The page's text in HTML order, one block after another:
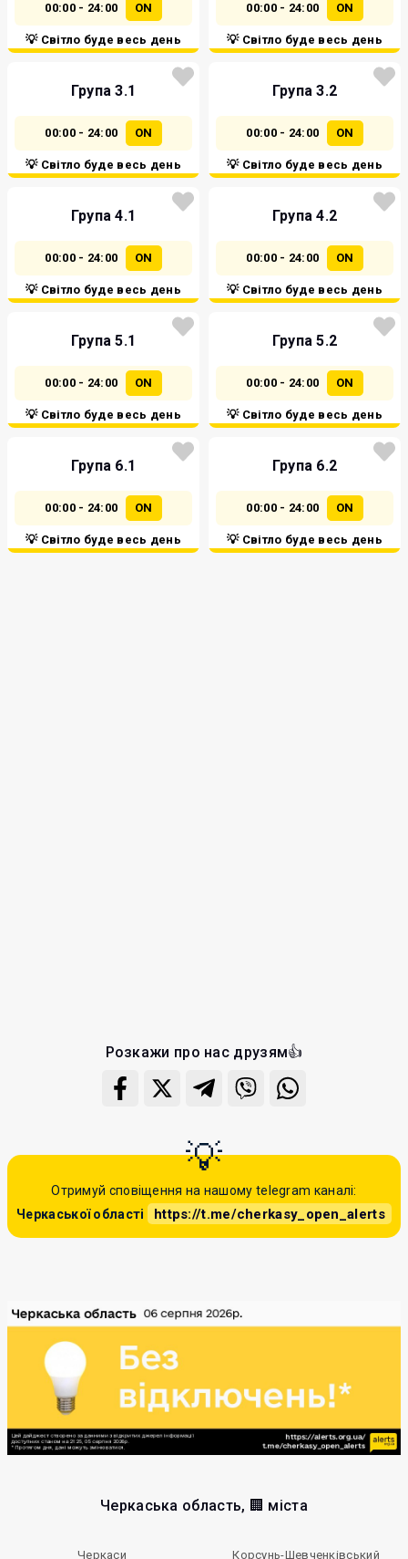
00:00 - 24:00 ON
💡 Світло буде весь день
00:00 - 24:00 ON
💡 Світло буде весь день
Група 3.1
00:00 - 24:00 ON
💡 Світло буде весь день
Група 3.2
00:00 - 24:00 ON
💡 Світло буде весь день
Група 4.1
00:00 - 24:00 ON
💡 Світло буде весь день
Група 4.2
00:00 - 24:00 ON
💡 Світло буде весь день
Група 5.1
00:00 - 24:00 ON
💡 Світло буде весь день
Група 5.2
00:00 - 24:00 ON
💡 Світло буде весь день
Група 6.1
00:00 - 24:00 ON
💡 Світло буде весь день
Група 6.2
00:00 - 24:00 ON
💡 Світло буде весь день
Розкажи про нас друзям👍
Отримуй сповіщення на нашому telegram каналі:
Черкаської області
https://t.me/cherkasy_open_alerts
Черкаська область, 🏢 міста
Черкаси Корсунь-Шевченківський